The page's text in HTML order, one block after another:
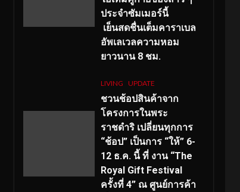
ประจำซัมเมอร์นี้
เย็นสดชื่นเต็มคาราเบล
อัพเลเวลความหอม
ยาวนาน 8 ชม.
LIVING UPDATE
ชวนช้อปสินค้าจาก
โครงการในพระ
ราชดำริ เปลี่ยนทุกการ
“ช้อป” เป็นการ “ให้” 6-
12 ธ.ค. นี้ ที่ งาน “The
Royal Gift Festival
ครั้งที่ 4” ณ ศูนย์การค้า